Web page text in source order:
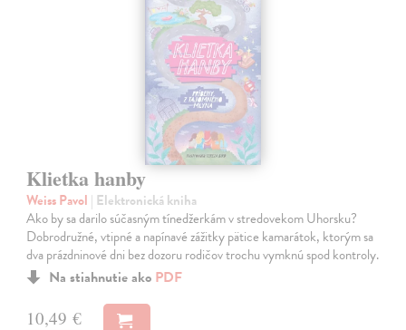
Klietka hanby
Weiss Pavol | Elektronická kniha
Ako by sa darilo súčasným tínedžerkám v stredovekom Uhorsku?
Dobrodružné, vtipné a napínavé zážitky pätice kamarátok, ktorým sa
dva prázdninové dni bez dozoru rodičov trochu vymknú spod kontroly.
Na stiahnutie ako PDF
10,49 €